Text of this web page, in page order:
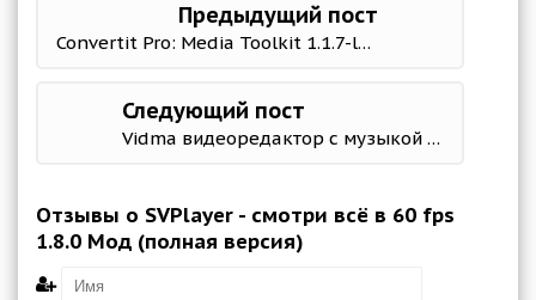
Предыдущий пост
Convertit Pro: Media Toolkit 1.1.7-lts b17 Мод (полная версия)
Следующий пост
Vidma видеоредактор с музыкой 2.26.0 Mod (Pro)
Отзывы о SVPlayer - смотри всё в 60 fps
1.8.0 Мод (полная версия)